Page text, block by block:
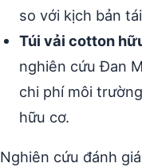
so với kịch bản
Túi vải cotton
nghiên cứu Đan
chi phí môi
hữu cơ.
Nghiên cứu đánh